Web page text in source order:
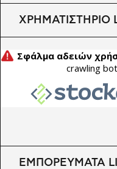
στέγες – Στα 5,5
έως το 2030
Το Nissan Qashqai
σύστημα e-POWER
ρεκόρ Guinness
ΧΡΗΜΑΤΙΣΤΗΡΙΟ
ΕΜΠΟΡΕΥΜΑΤΑ